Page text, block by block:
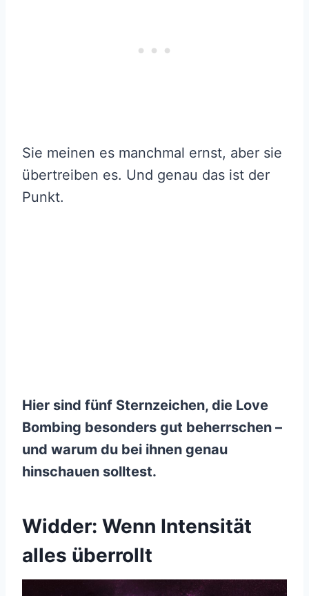
Sie meinen es manchmal ernst, aber sie
übertreiben es. Und genau das ist der
Punkt.
Hier sind fünf Sternzeichen, die Love
Bombing besonders gut beherrschen –
und warum du bei ihnen genau
hinschauen solltest.
Widder: Wenn Intensität
alles überrollt